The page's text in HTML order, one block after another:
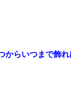
からいつまで飾